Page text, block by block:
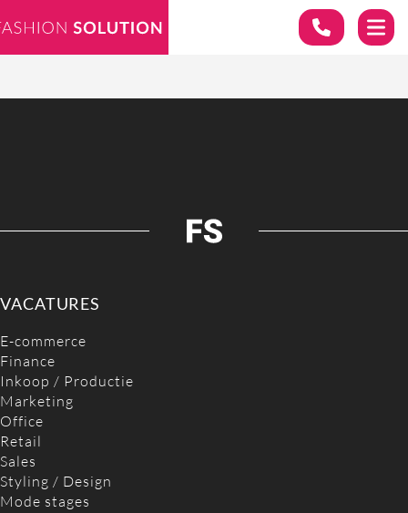
VACATURES
E-commerce
Finance
Inkoop / Productie
Marketing
Office
Retail
Sales
Styling / Design
Mode stages